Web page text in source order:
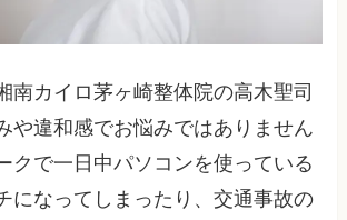
南カイロ茅ヶ崎整体院の高木聖司
や違和感でお悩みではありません
クで一日中パソコンを使っている
になってしまったり、交通事故の